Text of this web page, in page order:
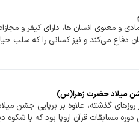
و معنوی انسان ها، دارای کیفر و
دفاع می‌کند و نیز کسانی را که سلب
جشن میلاد حضرت زهرا(س)
روزهای گذشته، علاوه بر برپایی جشن
مسابقات قرآن اروپا بود که با شکوه